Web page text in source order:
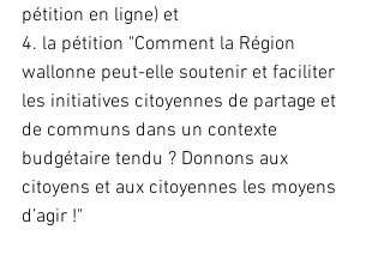
pétition en ligne) et
4. la pétition "Comment la Région
wallonne peut-elle soutenir et faciliter
les initiatives citoyennes de partage et
de communs dans un contexte
budgétaire tendu ? Donnons aux
citoyens et aux citoyennes les moyens
d’agir !"